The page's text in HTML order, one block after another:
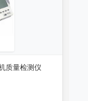
质量检测仪